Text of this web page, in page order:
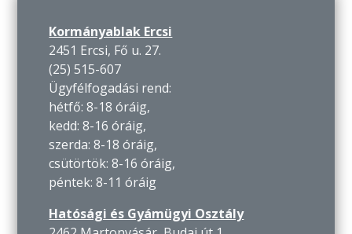
Kormányablak Ercsi
2451 Ercsi, Fő u. 27.
(25) 515-607
Ügyfélfogadási rend:
hétfő: 8-18 óráig,
kedd: 8-16 óráig,
szerda: 8-18 óráig,
csütörtök: 8-16 óráig,
péntek: 8-11 óráig
Hatósági és Gyámügyi Osztály